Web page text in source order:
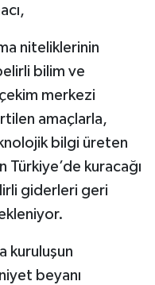
niteliklerinin
bilim ve
merkezi
amaçlarla,
bilgi üreten
Türkiye’de kuracağı
giderleri geri
kuruluşun
beyanı